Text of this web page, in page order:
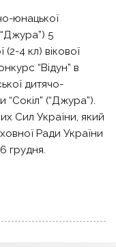
юнацької
5
4 кл) вікової
“Відун” в
дитячо-
“Сокіл” (“Джура”).
Сил України, який
Ради України
грудня.